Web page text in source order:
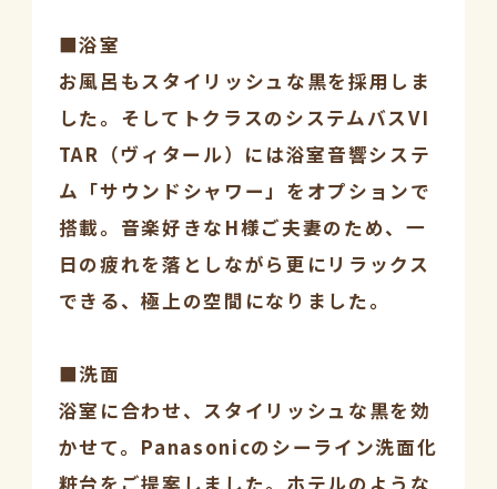
■浴室
お風呂もスタイリッシュな黒を採用しま
した。そしてトクラスのシステムバスVI
TAR（ヴィタール）には浴室音響システ
ム「サウンドシャワー」をオプションで
搭載。音楽好きなH様ご夫妻のため、一
日の疲れを落としながら更にリラックス
できる、極上の空間になりました。
■洗面
浴室に合わせ、スタイリッシュな黒を効
かせて。Panasonicのシーライン洗面化
粧台をご提案しました。ホテルのような